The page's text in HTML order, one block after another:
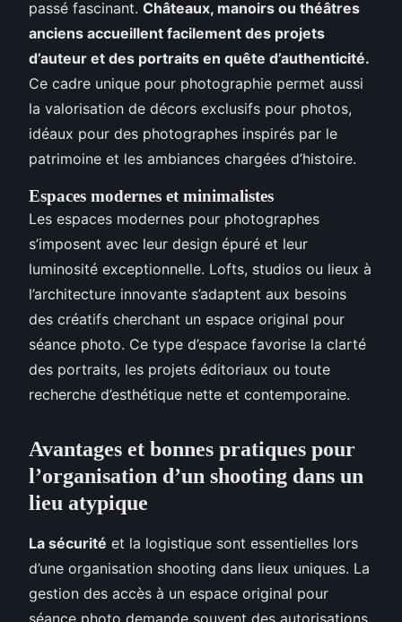
passé fascinant. Châteaux, manoirs ou théâtres
anciens accueillent facilement des projets
d’auteur et des portraits en quête d’authenticité.
Ce cadre unique pour photographie permet aussi
la valorisation de décors exclusifs pour photos,
idéaux pour des photographes inspirés par le
patrimoine et les ambiances chargées d’histoire.
Espaces modernes et minimalistes
Les espaces modernes pour photographes
s’imposent avec leur design épuré et leur
luminosité exceptionnelle. Lofts, studios ou lieux à
l’architecture innovante s’adaptent aux besoins
des créatifs cherchant un espace original pour
séance photo. Ce type d’espace favorise la clarté
des portraits, les projets éditoriaux ou toute
recherche d’esthétique nette et contemporaine.
Avantages et bonnes pratiques pour
l’organisation d’un shooting dans un
lieu atypique
La sécurité et la logistique sont essentielles lors
d’une organisation shooting dans lieux uniques. La
gestion des accès à un espace original pour
séance photo demande souvent des autorisations,